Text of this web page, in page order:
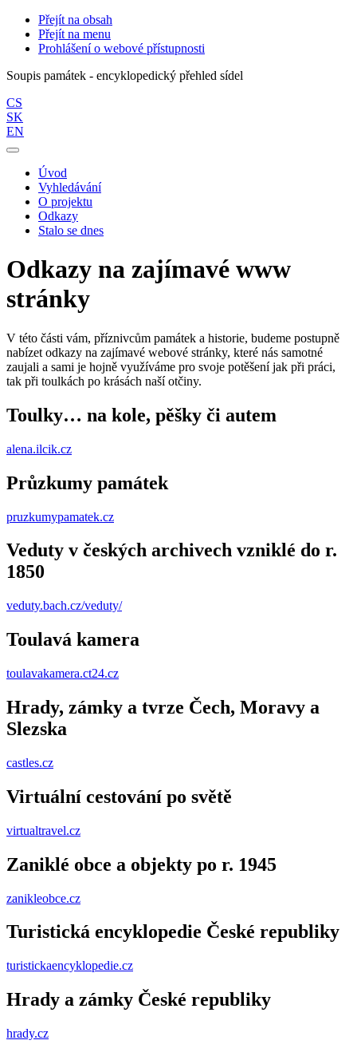
Přejít na obsah
Přejít na menu
Prohlášení o webové přístupnosti
Soupis památek - encyklopedický přehled sídel
CS
SK
EN
Úvod
Vyhledávání
O projektu
Odkazy
Stalo se dnes
Odkazy na zajímavé www
stránky
V této části vám, příznivcům památek a historie, budeme postupně
nabízet odkazy na zajímavé webové stránky, které nás samotné
zaujali a sami je hojně využíváme pro svoje potěšení jak při práci,
tak při toulkách po krásách naší otčiny.
Toulky… na kole, pěšky či autem
alena.ilcik.cz
Průzkumy památek
pruzkumypamatek.cz
Veduty v českých archivech vzniklé do r.
1850
veduty.bach.cz/veduty/
Toulavá kamera
toulavakamera.ct24.cz
Hrady, zámky a tvrze Čech, Moravy a
Slezska
castles.cz
Virtuální cestování po světě
virtualtravel.cz
Zaniklé obce a objekty po r. 1945
zanikleobce.cz
Turistická encyklopedie České republiky
turistickaencyklopedie.cz
Hrady a zámky České republiky
hrady.cz